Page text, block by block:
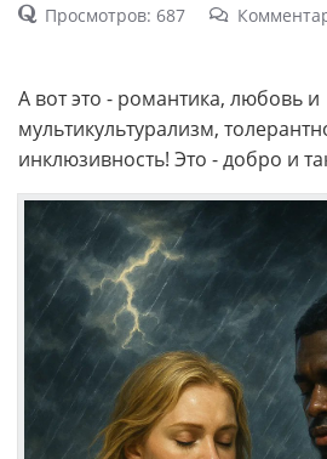
Просмотров: 687
А вот это - романтика, любовь и
мультикультурализм,
инклюзивность! Это - добро и